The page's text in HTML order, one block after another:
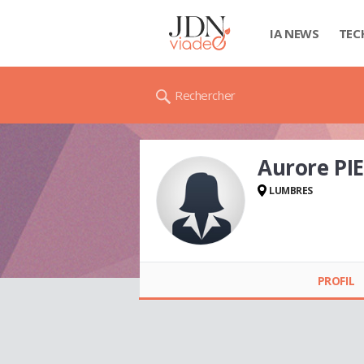
IA NEWS
Rechercher
Aurore
LUMBRES
PROFIL